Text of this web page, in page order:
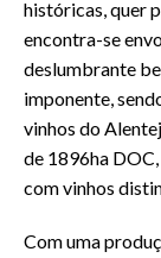
históricas, quer
encontra-se
deslumbrante
imponente,
vinhos do
de 1896ha
com vinhos
Com uma